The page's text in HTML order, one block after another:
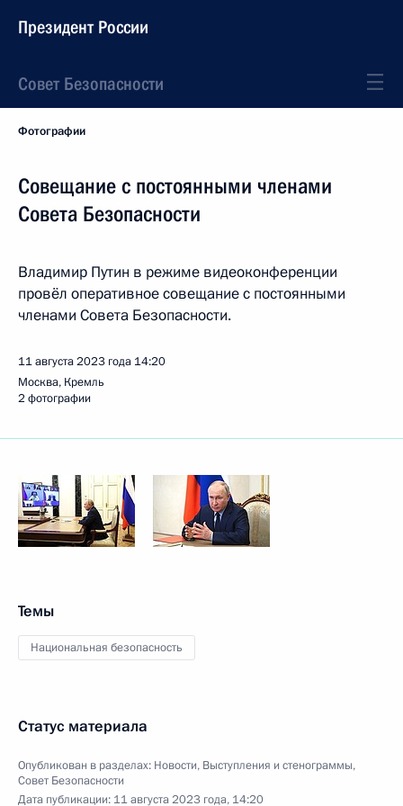
Президент России
Совет Безопасности
Фотографии
Совещание с постоянными членами
Совета Безопасности
Владимир Путин в режиме видеоконференции
провёл оперативное совещание с постоянными
членами Совета Безопасности.
11 августа 2023 года 14:20
Москва, Кремль
2 фотографии
Темы
Национальная безопасность
Статус материала
Опубликован в разделах: Новости, Выступления и стенограммы,
Совет Безопасности
Дата публикации: 11 августа 2023 года, 14:20